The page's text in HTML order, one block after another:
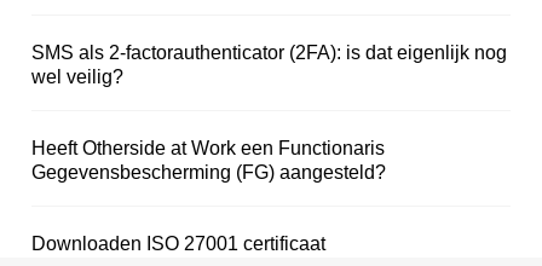
SMS als 2-factorauthenticator (2FA): is dat eigenlijk nog
wel veilig?
Heeft Otherside at Work een Functionaris
Gegevensbescherming (FG) aangesteld?
Downloaden ISO 27001 certificaat